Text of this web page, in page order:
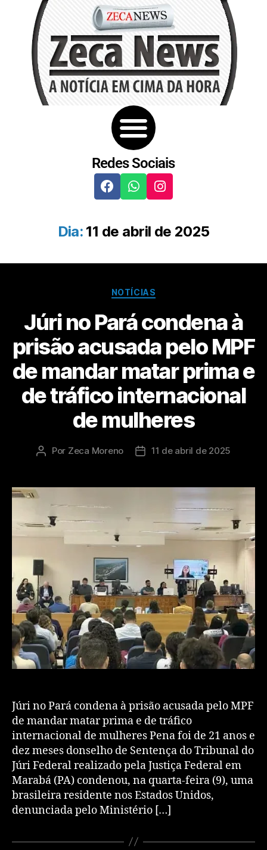
Redes Sociais
Dia: 11 de abril de 2025
NOTÍCIAS
Júri no Pará condena à
prisão acusada pelo MPF
de mandar matar prima e
de tráfico internacional
de mulheres
Por Zeca Moreno 11 de abril de 2025
Júri no Pará condena à prisão acusada pelo MPF
de mandar matar prima e de tráfico
internacional de mulheres Pena foi de 21 anos e
dez meses donselho de Sentença do Tribunal do
Júri Federal realizado pela Justiça Federal em
Marabá (PA) condenou, na quarta-feira (9), uma
brasileira residente nos Estados Unidos,
denunciada pelo Ministério […]